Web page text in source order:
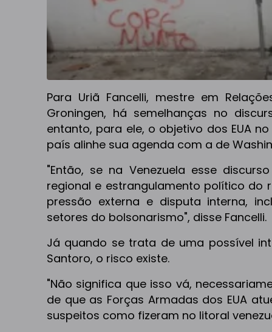
Para Uriã Fancelli, mestre em
Groningen, há semelhanças no
entanto, para ele, o objetivo dos EUA
país alinhe sua agenda com a de
"Então, se na Venezuela esse
regional e estrangulamento político do
pressão externa e disputa interna,
setores do bolsonarismo", disse Fancelli.
Já quando se trata de uma possível
Santoro, o risco existe.
"Não significa que isso vá,
de que as Forças Armadas dos EUA
suspeitos como fizeram no litoral